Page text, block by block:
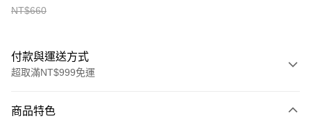
NT$660
付款與運送方式
超取滿NT$999免運
信用卡一次付款
商品特色